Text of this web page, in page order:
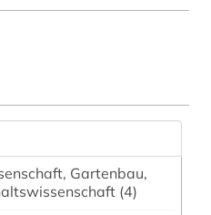
Ernährungs- und Haushaltswissenschaft (4)